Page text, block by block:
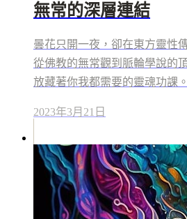
無常的深層連結
曇花只開一夜，卻在東方靈性
從佛教的無常觀到脈輪學說的
放藏著你我都需要的靈魂功課。
2023年3月21日